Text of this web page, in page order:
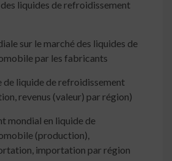
liquides de refroidissement
sur le marché des liquides de
par les fabricants
de liquide de refroidissement
revenus (valeur) par région)
mondial en liquide de
(production),
importation par région